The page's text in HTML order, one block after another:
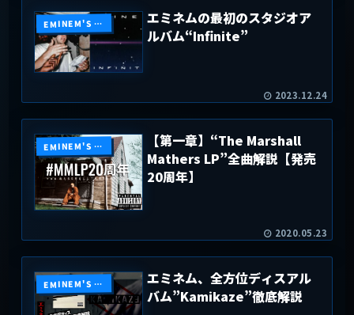
EMINEM'S DISCOGRAPHY
エミネムの最初のスタジオア
ルバム“Infinite”
2023.12.24
EMINEM'S DISCOGRAPHY
【第一章】“The Marshall
Mathers LP”全曲解説【発売
20周年】
2020.05.23
EMINEM'S DISCOGRAPHY
エミネム、全方位ディスアル
バム”Kamikaze”徹底解説